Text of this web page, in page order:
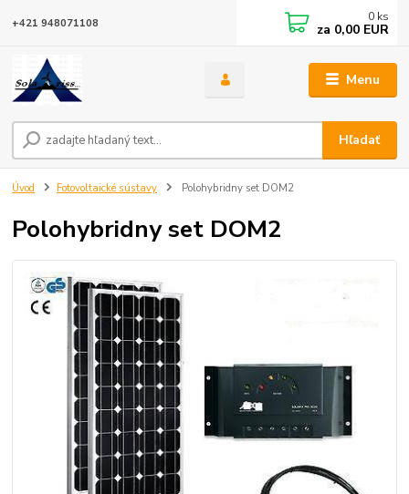
Menu
Hľadať
+421 948071108 0 ks
za 0,00 EUR
Úvod Fotovoltaické sústavy Polohybridny set DOM2
Polohybridny set DOM2